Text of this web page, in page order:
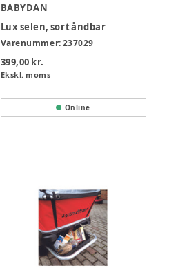
BABYDAN
Lux selen, sort åndbar
Varenummer:237029
399,00 kr.
Ekskl. moms
Online